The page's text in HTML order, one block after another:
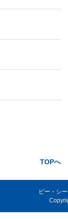
TOPへ
ピー・シ